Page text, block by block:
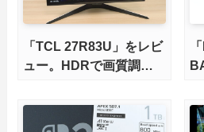
「TCL 27R83U」をレビ
ュー。HDRで画質調整
輝度も発揮！